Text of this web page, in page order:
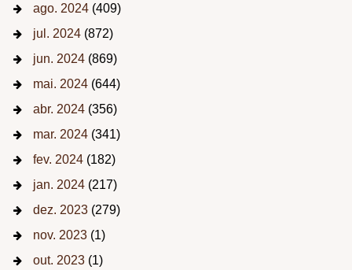
ago. 2024 (409)
jul. 2024 (872)
jun. 2024 (869)
mai. 2024 (644)
abr. 2024 (356)
mar. 2024 (341)
fev. 2024 (182)
jan. 2024 (217)
dez. 2023 (279)
nov. 2023 (1)
out. 2023 (1)